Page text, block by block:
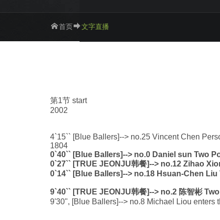
首页 文字直播
第1节 start
2002
4`15`` [Blue Ballers]--> no.25 Vincent Chen
1804
0`40`` [Blue Ballers]--> no.0 Daniel sun Two
0`27`` [TRUE JEONJU韩餐]--> no.12 Zihao
0`14`` [Blue Ballers]--> no.18 Hsuan-Chen
9`40`` [TRUE JEONJU韩餐]--> no.2 陈智彬
9'30", [Blue Ballers]--> no.8 Michael Liou enters